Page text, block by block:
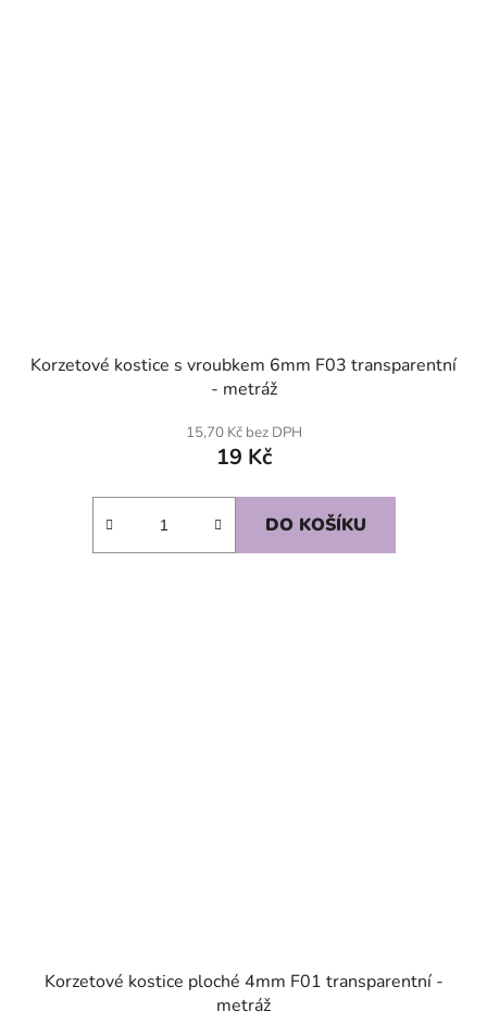
Korzetové kostice s vroubkem 6mm F03 transparentní
- metráž
15,70 Kč bez DPH
19 Kč
DO KOŠÍKU
Korzetové kostice ploché 4mm F01 transparentní -
metráž